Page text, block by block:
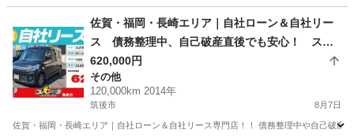
佐賀・福岡・長崎エリア｜自社ローン＆自社リー
ス 債務整理中、自己破産直後でも安心！ スズ
キ スペーシアカスタムTS H26年式
620,000円
その他
120,000km 2014年
筑後市 8月7日
佐賀・福岡・長崎エリア｜自社ローン＆自社リース専門店！！ 債務整理中や自己破